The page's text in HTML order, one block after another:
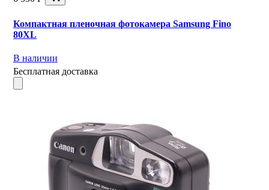
Компактная пленочная фотокамера Samsung Fino
80XL
В наличии
Бесплатная доставка